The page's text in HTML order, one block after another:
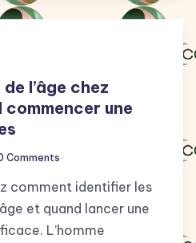
l’âge chez
commencer une
Comments
comment identifier les
et quand lancer une
L’homme